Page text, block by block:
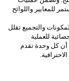
للمعايير واللوائح
والتجميع تقلل
للعملية
أن كل وحدة تقدم